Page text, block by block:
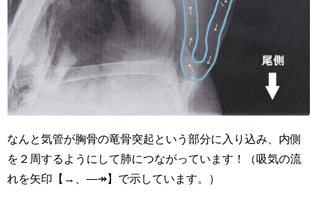
なんと気管が胸骨の竜骨突起という部分に入り込み、内側
を２周するようにして肺につながっています！（吸気の流
れを矢印【→、―↠】で示しています。）